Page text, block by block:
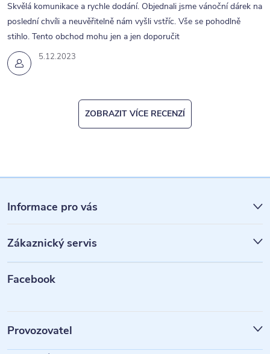
i
s
u
5.12.2023
Skvělá komunikace a rychle dodání. Objednali jsme vánoční dárek na
poslední chvíli a neuvěřitelně nám vyšli vstříc. Vše se pohodlně
stihlo. Tento obchod mohu jen a jen doporučit
ZOBRAZIT VÍCE RECENZÍ
á
p
a
Informace pro vás
Zákaznický servis
Facebook
Provozovatel